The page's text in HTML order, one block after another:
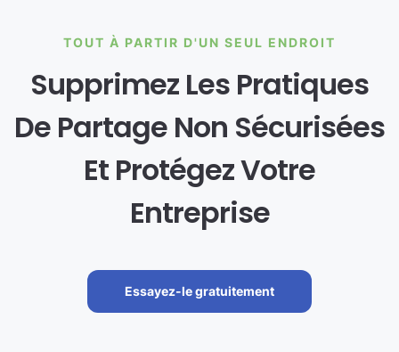
TOUT À PARTIR D'UN SEUL ENDROIT
Supprimez Les Pratiques
De Partage Non Sécurisées
Et Protégez Votre
Entreprise
Essayez-le gratuitement